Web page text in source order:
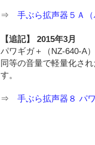
⇒手ぶら拡声器５Ａ
【追記】 2015年3月
パワギガ＋（NZ-640-A
同等の音量で軽量化さ
す。
⇒手ぶら拡声器８ パ